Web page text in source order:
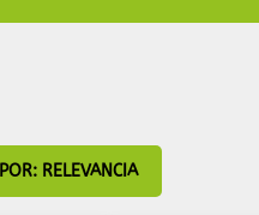
ORDENAR POR: RELEVANCIA